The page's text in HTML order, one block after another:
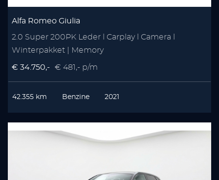
Alfa Romeo Giulia
2.0 Super 200PK Leder l Carplay l Camera l
Winterpakket | Memory
€ 34.750,- € 481,- p/m
42.355 km Benzine 2021